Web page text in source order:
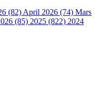
(82) April 2026 (74) Mars
(85) 2025 (822) 2024